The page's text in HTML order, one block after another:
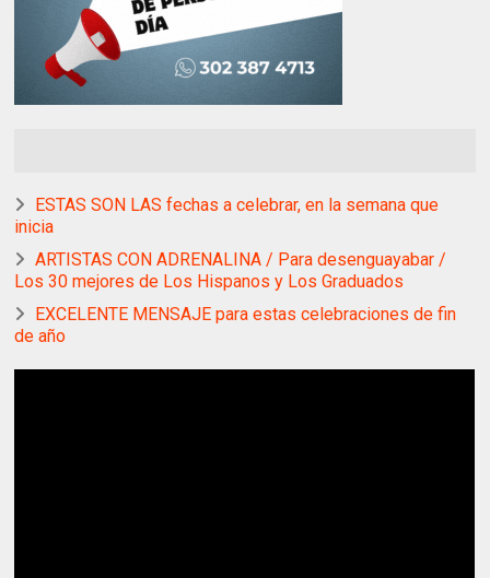
ESTAS SON LAS fechas a celebrar, en la semana que
inicia
ARTISTAS CON ADRENALINA / Para desenguayabar /
Los 30 mejores de Los Hispanos y Los Graduados
EXCELENTE MENSAJE para estas celebraciones de fin
de año